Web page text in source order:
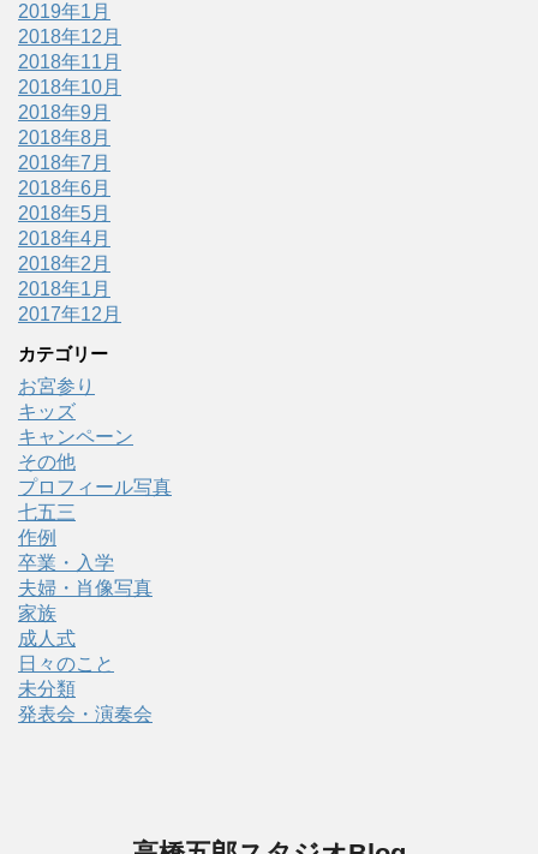
2019年1月
2018年12月
2018年11月
2018年10月
2018年9月
2018年8月
2018年7月
2018年6月
2018年5月
2018年4月
2018年2月
2018年1月
2017年12月
カテゴリー
お宮参り
キッズ
キャンペーン
その他
プロフィール写真
七五三
作例
卒業・入学
夫婦・肖像写真
家族
成人式
日々のこと
未分類
発表会・演奏会